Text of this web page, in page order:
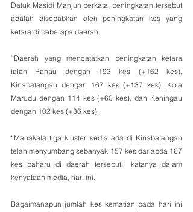
Datuk Masidi Manjun berkata, peningkatan tersebut
adalah disebabkan oleh peningkatan kes yang
ketara di beberapa daerah.
“Daerah yang mencatatkan peningkatan ketara
ialah Ranau dengan 193 kes (+162 kes),
Kinabatangan dengan 167 kes (+137 kes), Kota
Marudu dengan 114 kes (+60 kes), dan Keningau
dengan 102 kes (+36 kes).
“Manakala tiga kluster sedia ada di Kinabatangan
telah menyumbang sebanyak 157 kes dariapda 167
kes baharu di daerah tersebut,” katanya dalam
kenyataan media, hari ini.
Bagaimanapun jumlah kes kematian pada hari ini